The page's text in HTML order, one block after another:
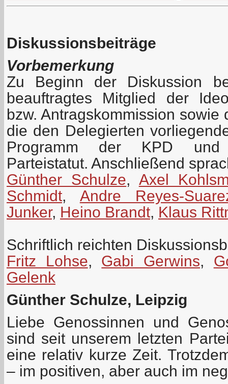
Diskussionsbeiträge
Vorbemerkung
Zu Beginn der Diskussion
beauftragtes Mitglied der
bzw. Antragskommission sowie
die den Delegierten
Programm der KPD und
Parteistatut. Anschließend
Günther Schulze, Axel
Schmidt, Andre Reyes-
Junker, Heino Brandt, Klaus
Schriftlich reichten
Fritz Lohse, Gabi Gerwins,
Gelenk
Günther Schulze, Leipzig
Liebe Genossinnen und
sind seit unserem letzten
eine relativ kurze Zeit.
– im positiven, aber auch im